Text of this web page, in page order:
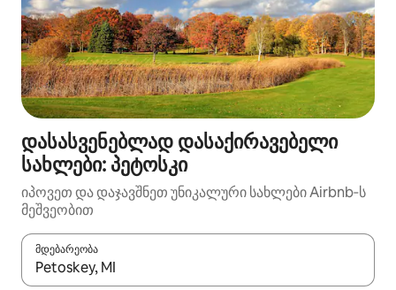
დასასვენებლად დასაქირავებელი
სახლები: პეტოსკი
იპოვეთ და დაჯავშნეთ უნიკალური სახლები Airbnb‑ს
მეშვეობით
მდებარეობა
როცა შედეგები ხელმისაწვდომი გახდება, ნავიგაციისთვის